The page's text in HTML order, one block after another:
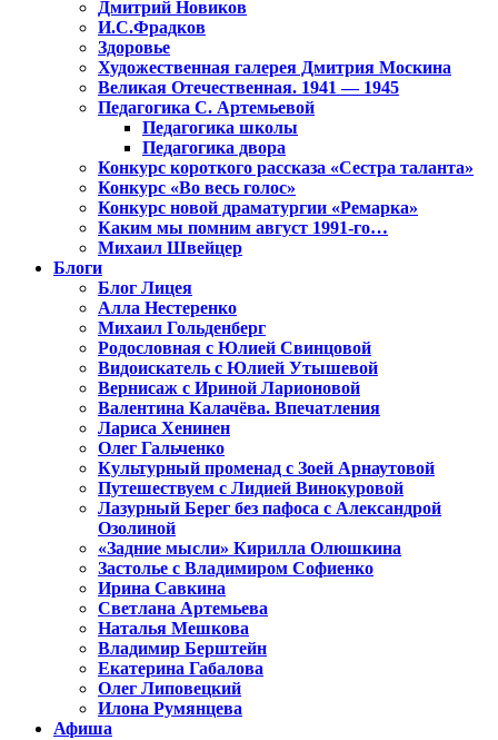
Дмитрий Новиков
И.С.Фрадков
Здоровье
Художественная галерея Дмитрия Москина
Великая Отечественная. 1941 — 1945
Педагогика С. Артемьевой
Педагогика школы
Педагогика двора
Конкурс короткого рассказа «Сестра таланта»
Конкурс «Во весь голос»
Конкурс новой драматургии «Ремарка»
Каким мы помним август 1991-го…
Михаил Швейцер
Блоги
Блог Лицея
Алла Нестеренко
Михаил Гольденберг
Родословная с Юлией Свинцовой
Видоискатель с Юлией Утышевой
Вернисаж с Ириной Ларионовой
Валентина Калачёва. Впечатления
Лариса Хенинен
Олег Гальченко
Культурный променад с Зоей Арнаутовой
Путешествуем с Лидией Винокуровой
Лазурный Берег без пафоса с Александрой
Озолиной
«Задние мысли» Кирилла Олюшкина
Застолье с Владимиром Софиенко
Ирина Савкина
Светлана Артемьева
Наталья Мешкова
Владимир Берштейн
Екатерина Габалова
Олег Липовецкий
Илона Румянцева
Афиша